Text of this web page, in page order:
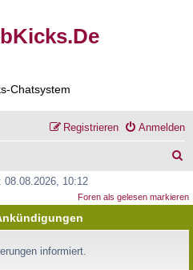
Chatsystem
Anmelden
Registrieren
c
08.08.2026, 10:12
Foren als gelesen markieren
informiert.